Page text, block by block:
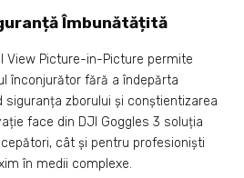
Îmbunătățită
View Picture-in-Picture permite
înconjurător fără a îndepărta
siguranța zborului și conștientizarea
face din DJI Goggles 3 soluția
cât și pentru profesioniști
în medii complexe.